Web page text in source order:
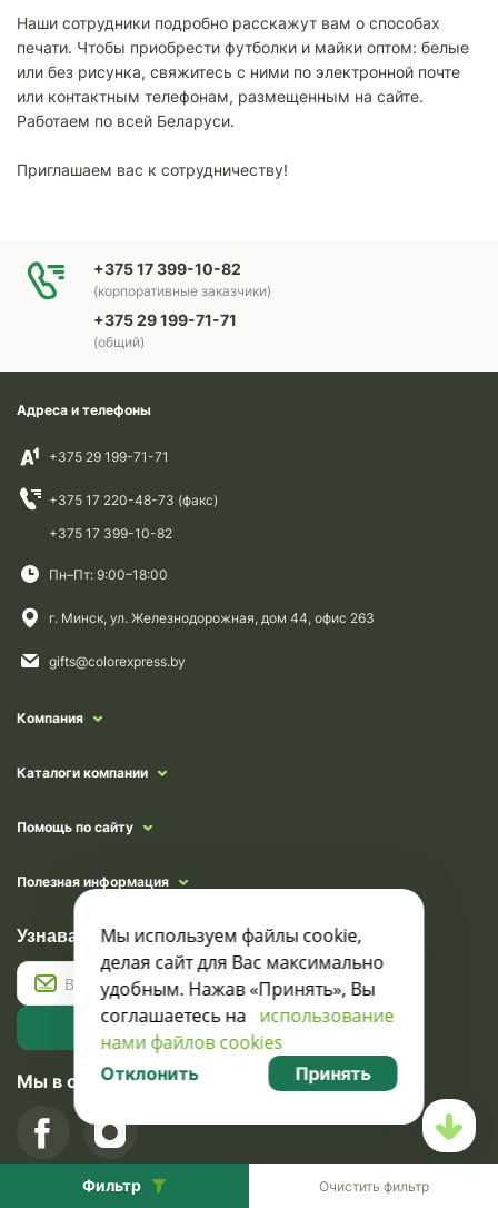
Фильтр Очистить фильтр
Наши сотрудники подробно расскажут вам о способах
печати. Чтобы приобрести футболки и майки оптом: белые
или без рисунка, свяжитесь с ними по электронной почте
или контактным телефонам, размещенным на сайте.
Работаем по всей Беларуси.
Приглашаем вас к сотрудничеству!
+375 17 399-10-82
(корпоративные заказчики)
+375 29 199-71-71
(общий)
Адреса и телефоны
+375 29 199-71-71
+375 17 220-48-73 (факс)
+375 17 399-10-82
Пн–Пт: 9:00–18:00
г. Минск, ул. Железнодорожная, дом 44, офис 263
gifts@colorexpress.by
Компания
Каталоги компании
Помощь по сайту
Полезная информация
Узнавайте о скидках и акциях:
Подписаться
Мы в социальных сетях
Карта сайта
Мы используем файлы cookie,
делая сайт для Вас максимально
удобным. Нажав «Принять», Вы
соглашаетесь на использование
нами файлов cookies
Отклонить Принять